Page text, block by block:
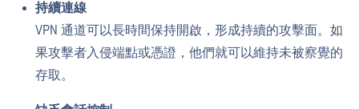
持續連線
VPN 通道可以長時間保持開啟，形成持續的攻擊面。如
果攻擊者入侵端點或憑證，他們就可以維持未被察覺的
存取。